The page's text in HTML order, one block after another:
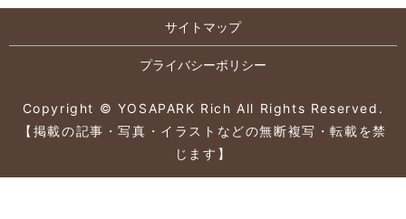
サイトマップ
プライバシーポリシー
Copyright © YOSAPARK Rich All Rights Reserved.
【掲載の記事・写真・イラストなどの無断複写・転載を禁
じます】